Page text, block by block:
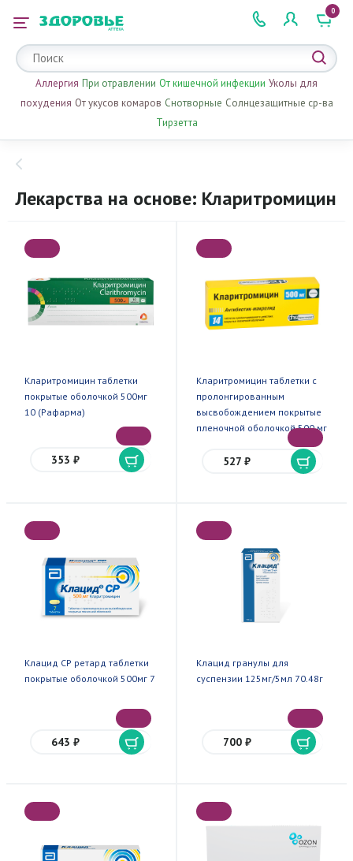
2 505 505
0
Аллергия При отравлении От кишечной инфекции Уколы для
похудения От укусов комаров Снотворные Солнцезащитные ср-ва
Тирзетта
Лекарства на основе: Кларитромицин
Кларитромицин таблетки
покрытые оболочкой 500мг
10 (Рафарма)
353 ₽
Кларитромицин таблетки с
пролонгированным
высвобождением покрытые
пленочной оболочкой 500 мг
527 ₽
Клацид СР ретард таблетки
покрытые оболочкой 500мг 7
643 ₽
Клацид гранулы для
суспензии 125мг/5мл 70.48г
700 ₽